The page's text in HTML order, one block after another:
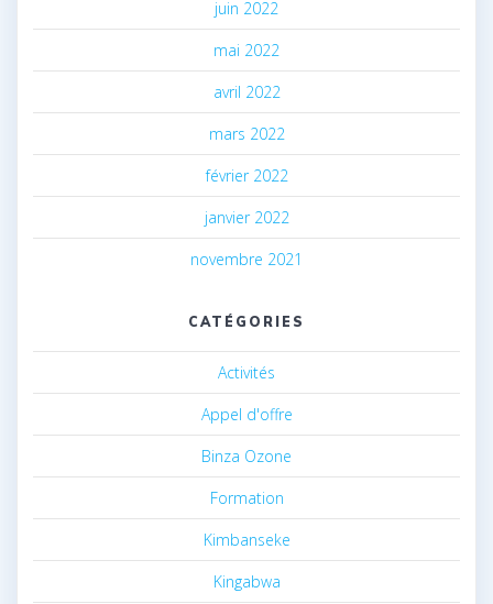
juin 2022
mai 2022
avril 2022
mars 2022
février 2022
janvier 2022
novembre 2021
CATÉGORIES
Activités
Appel d'offre
Binza Ozone
Formation
Kimbanseke
Kingabwa